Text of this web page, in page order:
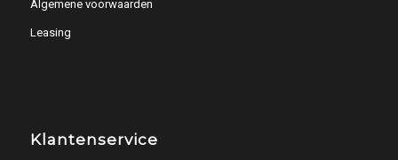
Algemene voorwaarden
Leasing
Klantenservice